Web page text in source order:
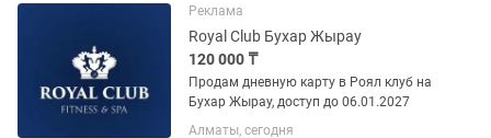
посещать раздельную финскую сауну
+...
Реклама
Royal Club Бухар Жырау
120 000 ₸
Продам дневную карту в Роял клуб на
Бухар Жырау, доступ до 06.01.2027
Алматы, сегодня